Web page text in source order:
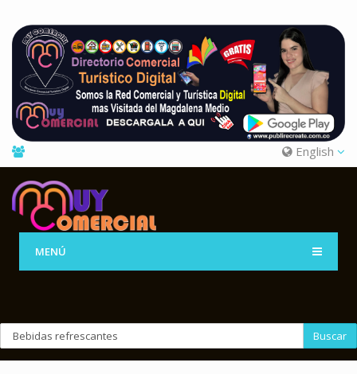
English
MENÚ
Buscar